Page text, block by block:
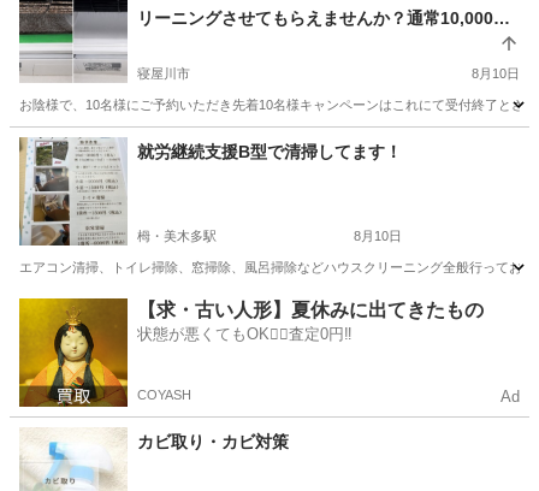
リーニングさせてもらえませんか？通常10,000円
→6,000円✨高圧洗浄で内部まで徹底洗浄！追加料
金なし（詳しくは❷価格表をご覧ください）
寝屋川市 8月10日
お陰様で、10名様にご予約いただき先着10名様キャンペーンはこれにて受付終了と
大阪 寝屋川市 エアコン掃除
就労継続支援B型で清掃してます！
栂・美木多駅 8月10日
エアコン清掃、トイレ掃除、窓掃除、風呂掃除などハウスクリーニング全般行ってお
栂・美木多駅 ハウスクリーニング 就労継続支援
【求・古い人形】夏休みに出てきたもの
状態が悪くてもOK🙆‍♀️査定0円‼️
COYASH Ad
カビ取り・カビ対策